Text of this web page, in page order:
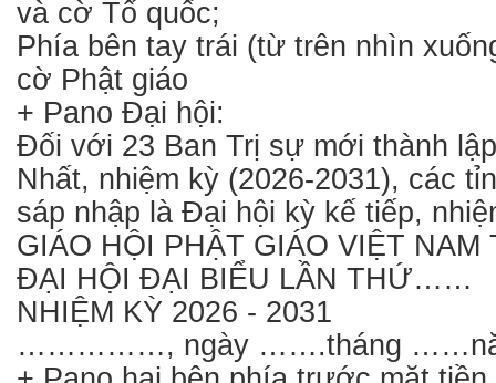
và cờ Tổ quốc;
Phía bên tay trái (từ trên nhìn
cờ Phật giáo
+ Pano Đại hội:
Đối với 23 Ban Trị sự mới thành
Nhất, nhiệm kỳ (2026-2031), các
sáp nhập là Đại hội kỳ kế tiếp,
GIÁO HỘI PHẬT GIÁO VIỆT
ĐẠI HỘI ĐẠI BIỂU LẦN THỨ……
NHIỆM KỲ 2026 - 2031
……………, ngày …….tháng